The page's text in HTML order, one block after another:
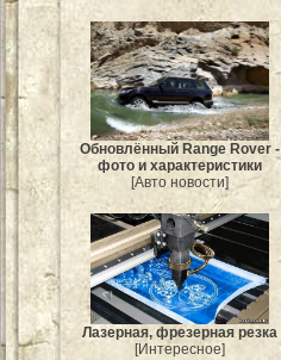
Обновлённый Range Rover -
фото и характеристики
[Авто новости]
Лазерная, фрезерная резка
[Интересное]